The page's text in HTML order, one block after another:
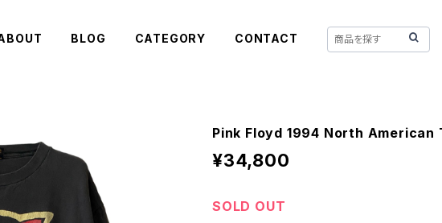
BLOG CATEGORY CONTACT
Pink Floyd 1994 North American
¥34,800
SOLD OUT